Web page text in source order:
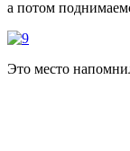
а потом
Это место